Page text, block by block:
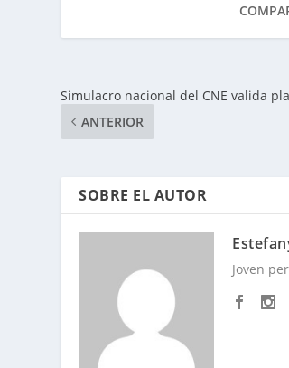
Simulacro nacional del CNE valida
ANTERIOR
SOBRE EL AUTOR
Joven